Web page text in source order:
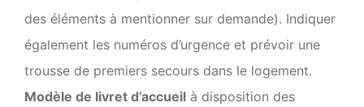
des éléments à mentionner sur demande). Indiquer
également les numéros d’urgence et prévoir une
trousse de premiers secours dans le logement.
Modèle de livret d’accueil à disposition des